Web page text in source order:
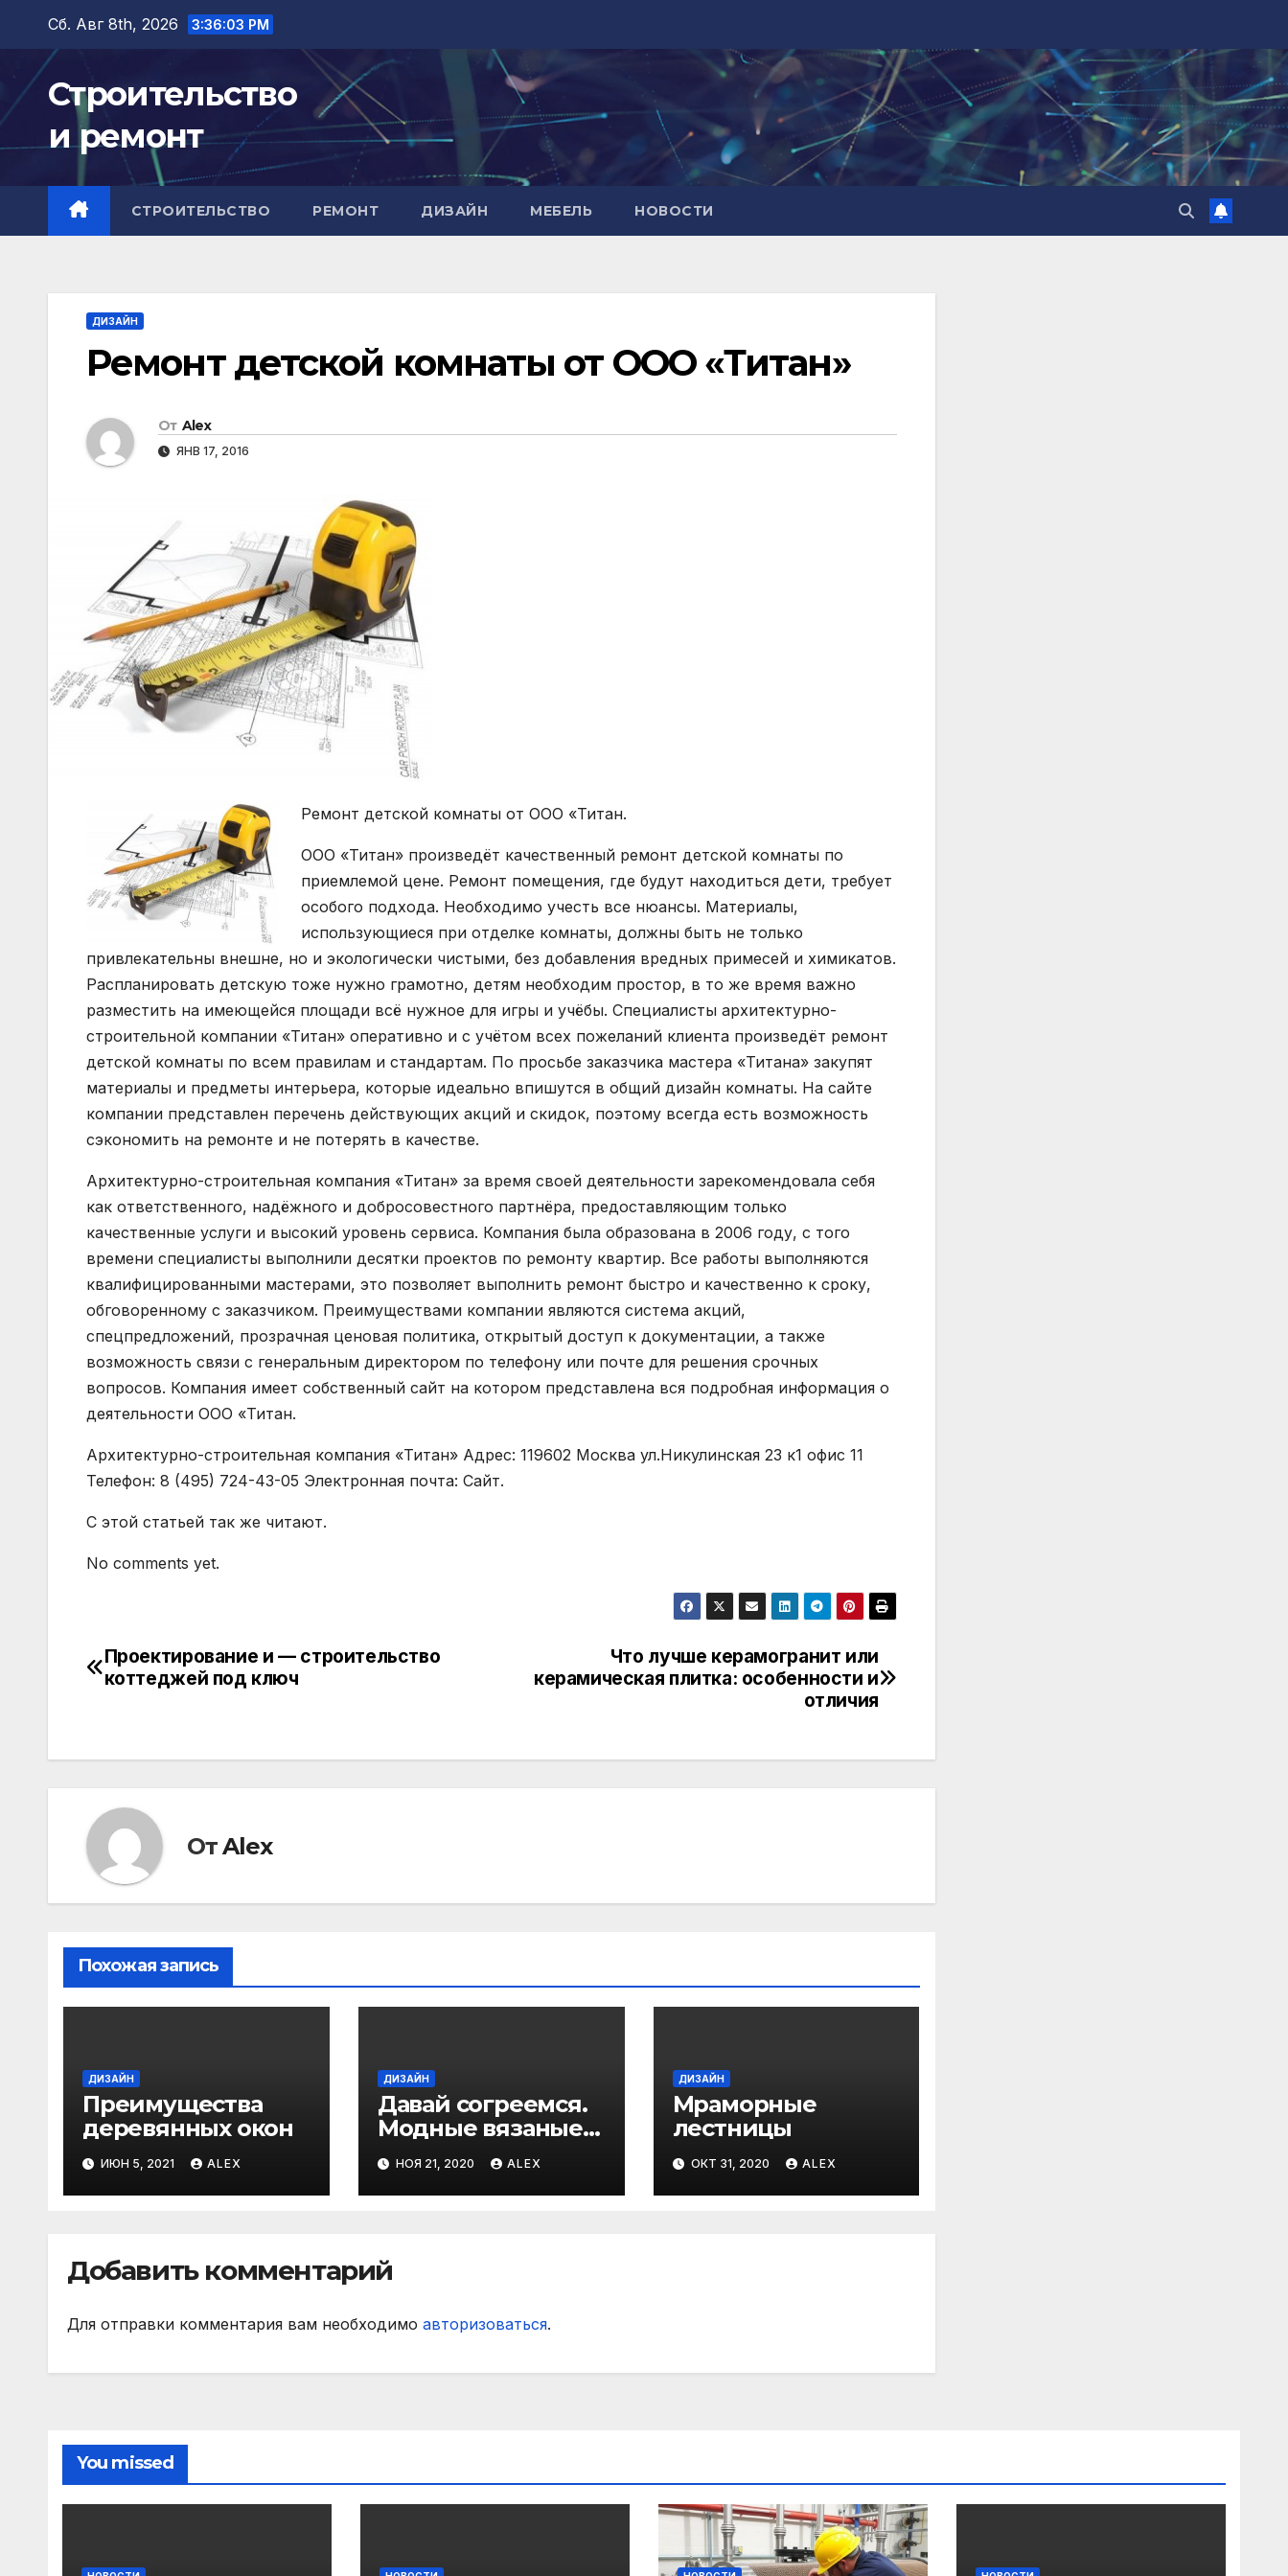
Перейти
содержимому
Сб. Авг 8th, 2026 3:36:04 PM
Строительство
и ремонт
СТРОИТЕЛЬСТВО РЕМОНТ ДИЗАЙН МЕБЕЛЬ НОВОСТИ
ДИЗАЙН
Ремонт детской комнаты от ООО «Титан»
От Alex
ЯНВ 17, 2016
Ремонт детской комнаты от ООО «Титан.
ООО «Титан» произведёт качественный ремонт детской комнаты по
приемлемой цене. Ремонт помещения, где будут находиться дети, требует
особого подхода. Необходимо учесть все нюансы. Материалы,
использующиеся при отделке комнаты, должны быть не только
привлекательны внешне, но и экологически чистыми, без добавления вредных примесей и химикатов.
Распланировать детскую тоже нужно грамотно, детям необходим простор, в то же время важно
разместить на имеющейся площади всё нужное для игры и учёбы. Специалисты архитектурно-
строительной компании «Титан» оперативно и с учётом всех пожеланий клиента произведёт ремонт
детской комнаты по всем правилам и стандартам. По просьбе заказчика мастера «Титана» закупят
материалы и предметы интерьера, которые идеально впишутся в общий дизайн комнаты. На сайте
компании представлен перечень действующих акций и скидок, поэтому всегда есть возможность
сэкономить на ремонте и не потерять в качестве.
Архитектурно-строительная компания «Титан» за время своей деятельности зарекомендовала себя
как ответственного, надёжного и добросовестного партнёра, предоставляющим только
качественные услуги и высокий уровень сервиса. Компания была образована в 2006 году, с того
времени специалисты выполнили десятки проектов по ремонту квартир. Все работы выполняются
квалифицированными мастерами, это позволяет выполнить ремонт быстро и качественно к сроку,
обговоренному с заказчиком. Преимуществами компании являются система акций,
спецпредложений, прозрачная ценовая политика, открытый доступ к документации, а также
возможность связи с генеральным директором по телефону или почте для решения срочных
вопросов. Компания имеет собственный сайт на котором представлена вся подробная информация о
деятельности ООО «Титан.
Архитектурно-строительная компания «Титан» Адрес: 119602 Москва ул.Никулинская 23 к1 офис 11
Телефон: 8 (495) 724-43-05 Электронная почта: Сайт.
С этой статьей так же читают.
No comments yet.
Навигация
Что лучше керамогранит или
керамическая плитка: особенности и
отличия
Проектирование и — строительство
коттеджей под ключ
ОтAlex
Похожая запись
ДИЗАЙН
Преимущества
деревянных окон
ИЮН 5, 2021 ALEX
ДИЗАЙН
Давай согреемся.
Модные вязаные
шарфы из пряжи
НОЯ 21, 2020 ALEX
ДИЗАЙН
Мраморные
лестницы
ОКТ 31, 2020 ALEX
Добавить комментарий
Для отправки комментария вам необходимо авторизоваться.
You missed